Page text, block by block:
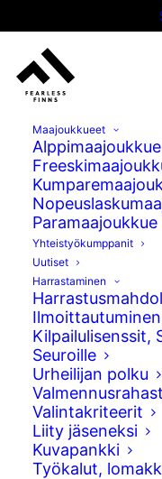
Maajoukkueet
Alppimaajoukkue
Paramaajoukkue
Yhteistyökumppanit
Uutiset
Harrastaminen
Kilpailulisenssit,
Seuroille
Urheilijan polku
Valintakriteerit
Liity jäseneksi
Kuvapankki
Työkalut,
Anni
09.02.2026